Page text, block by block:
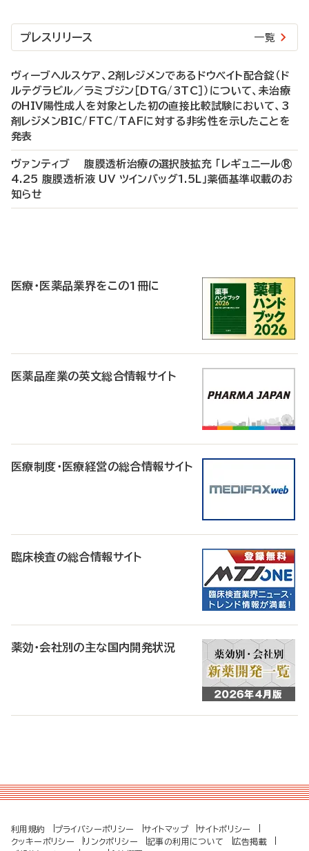
プレスリリース 一覧
ヴィーブヘルスケア、2剤レジメンであるドウベイト配合錠（ド
ルテグラビル／ラミブジン［DTG/3TC］）について、未治療
のHIV陽性成人を対象とした初の直接比較試験において、3
剤レジメンBIC/FTC/TAFに対する非劣性を示したことを
発表
ヴァンティブ 腹膜透析治療の選択肢拡充 「レギュニール®
4.25 腹膜透析液 UV ツインバッグ1.5L」薬価基準収載のお
知らせ
医療・医薬品業界をこの1冊に
医薬品産業の英文総合情報サイト
医療制度・医療経営の総合情報サイト
臨床検査の総合情報サイト
薬効・会社別の主な国内開発状況
利用規約 プライバシーポリシー サイトマップ
サイトポリシー
クッキーポリシー
リンクポリシー 記事の利用について
広告掲載